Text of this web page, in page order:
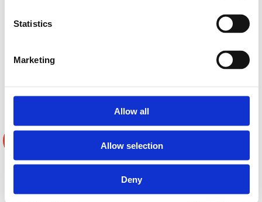
Statistics
Marketing
Allow all
Allow selection
Deny
MATCH PP-AC 29 Match slutsteg
adapterkabel Chrysler,Dodge, JEEP
Komplett kit för dämpmaterial speciellt
anpassad för montering på taket. Finns i
Från
2 varianter -4%